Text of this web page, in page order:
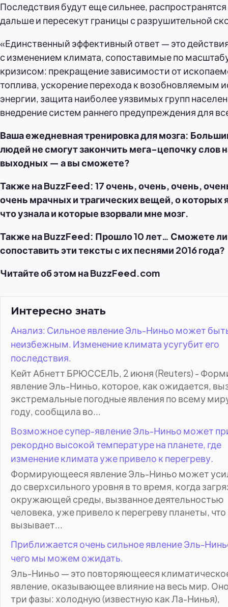
Последствия будут еще сильнее,
дальше и пересекут границы с разрушительной
«Единственный эффективный ответ — это
с изменением климата, сопоставимые по
кризисом: прекращение зависимости от
топлива, ускорение перехода к возобновляемым
энергии, защита наиболее уязвимых групп
внедрение систем раннего предупреждения для
Ваша ежедневная тренировка для мозга:
людей не смогут закончить мега-цепочку слов
выходных — а вы сможете?
Также на BuzzFeed: 17 очень, очень, очень,
очень мрачных и трагических вещей, о которых
что узнала и которые взорвали мне мозг.
Также на BuzzFeed: Прошло 10 лет… Сможете
сопоставить эти тексты с их песнями 2016 года?
Читайте об этом на BuzzFeed.com
Интересно знать
Анализ: Сильное явление Эль-Ниньо может
неизбежным. Изменение климата усугубит его
последствия.
Кейт Абнетт БРЮССЕЛЬ, 2 июня (Reuters) -
явление Эль-Ниньо, которое, как ожидается,
экстремальные погодные явления по всему
году, сообщила во...
Возможное супер-явление Эль-Ниньо может
рекордно высокой температуре на планете, где
изменение климата уже привело к перегреву.
Формирующееся явление Эль-Ниньо может
до сверхсильного уровня в то время, когда
окружающей среды, вызванное деятельностью
человека, уже привело к перегреву планеты, что
вызывает...
Приближается очень сильное явление Эль-
чего мы можем ожидать.
Эль-Ниньо — это повторяющееся
явление, оказывающее влияние на весь мир.
три фазы: холодную (известную как Ла-Нинья),